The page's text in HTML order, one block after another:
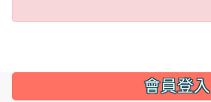
::: 會員登入